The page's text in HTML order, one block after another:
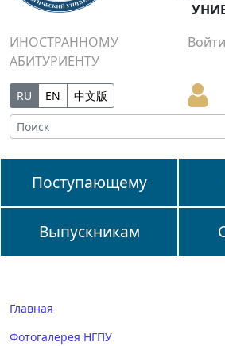
ИНОСТРАННОМУ
АБИТУРИЕНТУ
Войти
RU EN 中文版
Поступающему
Выпускникам
Главная
Фотогалерея НГПУ